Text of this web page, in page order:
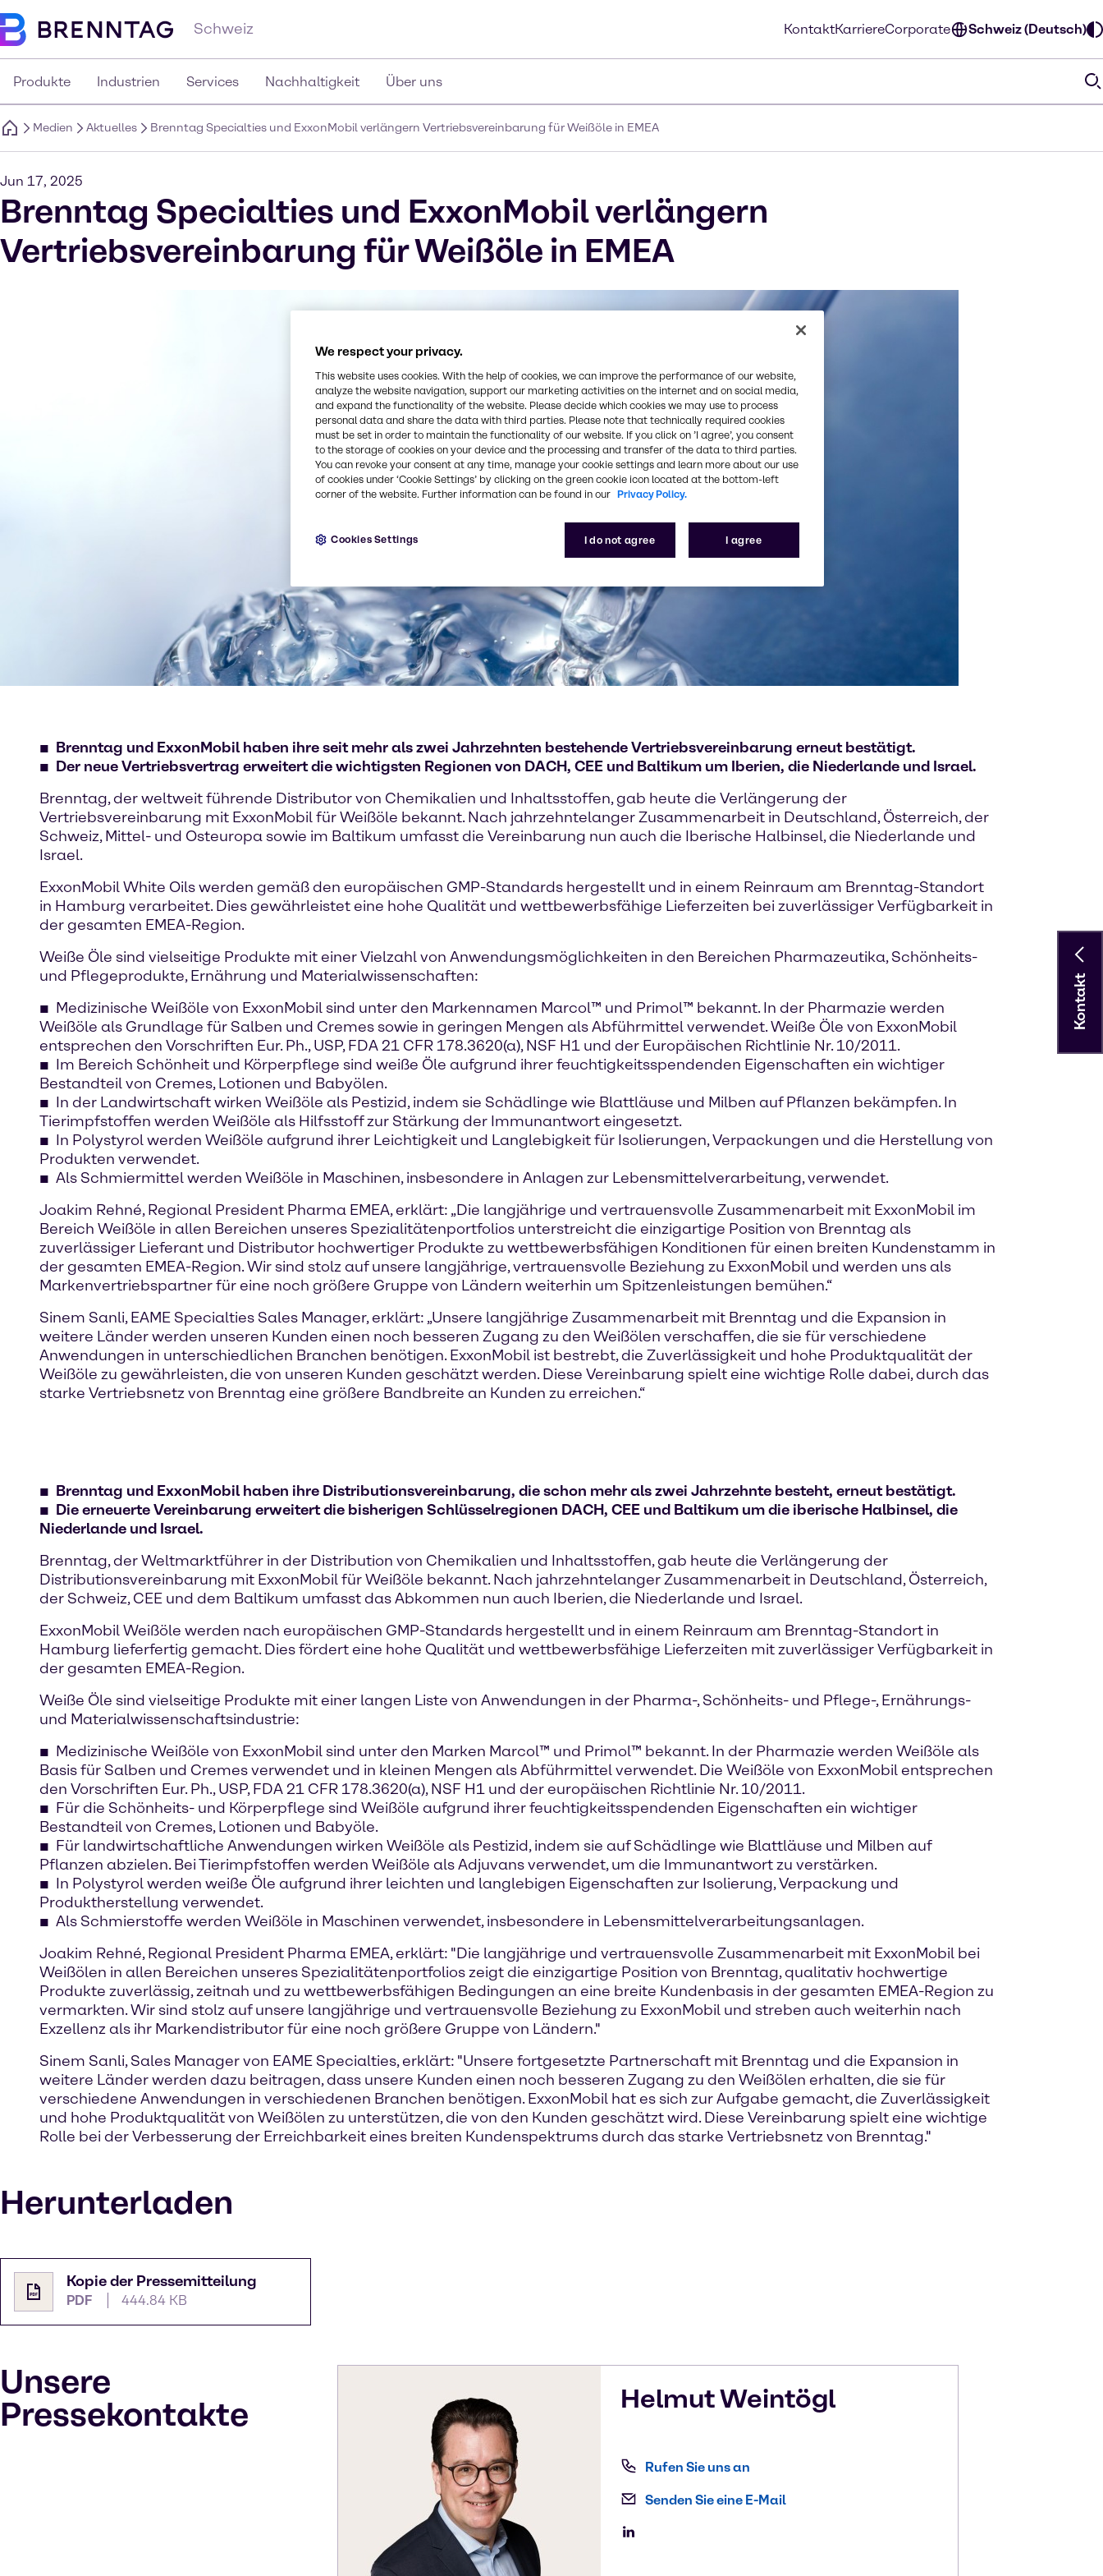
Schweiz KontaktKarriereCorporate Schweiz (Deutsch)
Produkte Industrien Services Nachhaltigkeit Über uns
Medien Aktuelles Brenntag Specialties und ExxonMobil verlängern Vertriebsvereinbarung für Weißöle in EMEA
Jun 17, 2025
Brenntag Specialties und ExxonMobil verlängern
Vertriebsvereinbarung für Weißöle in EMEA
Brenntag und ExxonMobil haben ihre seit mehr als zwei Jahrzehnten bestehende Vertriebsvereinbarung erneut bestätigt.
Der neue Vertriebsvertrag erweitert die wichtigsten Regionen von DACH, CEE und Baltikum um Iberien, die Niederlande und Israel.
Brenntag, der weltweit führende Distributor von Chemikalien und Inhaltsstoffen, gab heute die Verlängerung der
Vertriebsvereinbarung mit ExxonMobil für Weißöle bekannt. Nach jahrzehntelanger Zusammenarbeit in Deutschland, Österreich, der
Schweiz, Mittel- und Osteuropa sowie im Baltikum umfasst die Vereinbarung nun auch die Iberische Halbinsel, die Niederlande und
Israel.
ExxonMobil White Oils werden gemäß den europäischen GMP-Standards hergestellt und in einem Reinraum am Brenntag-Standort
in Hamburg verarbeitet. Dies gewährleistet eine hohe Qualität und wettbewerbsfähige Lieferzeiten bei zuverlässiger Verfügbarkeit in
der gesamten EMEA-Region.
Weiße Öle sind vielseitige Produkte mit einer Vielzahl von Anwendungsmöglichkeiten in den Bereichen Pharmazeutika, Schönheits-
und Pflegeprodukte, Ernährung und Materialwissenschaften:
Medizinische Weißöle von ExxonMobil sind unter den Markennamen Marcol™ und Primol™ bekannt. In der Pharmazie werden
Weißöle als Grundlage für Salben und Cremes sowie in geringen Mengen als Abführmittel verwendet. Weiße Öle von ExxonMobil
entsprechen den Vorschriften Eur. Ph., USP, FDA 21 CFR 178.3620(a), NSF H1 und der Europäischen Richtlinie Nr. 10/2011.
Im Bereich Schönheit und Körperpflege sind weiße Öle aufgrund ihrer feuchtigkeitsspendenden Eigenschaften ein wichtiger
Bestandteil von Cremes, Lotionen und Babyölen.
In der Landwirtschaft wirken Weißöle als Pestizid, indem sie Schädlinge wie Blattläuse und Milben auf Pflanzen bekämpfen. In
Tierimpfstoffen werden Weißöle als Hilfsstoff zur Stärkung der Immunantwort eingesetzt.
In Polystyrol werden Weißöle aufgrund ihrer Leichtigkeit und Langlebigkeit für Isolierungen, Verpackungen und die Herstellung von
Produkten verwendet.
Als Schmiermittel werden Weißöle in Maschinen, insbesondere in Anlagen zur Lebensmittelverarbeitung, verwendet.
Joakim Rehné, Regional President Pharma EMEA, erklärt: „Die langjährige und vertrauensvolle Zusammenarbeit mit ExxonMobil im
Bereich Weißöle in allen Bereichen unseres Spezialitätenportfolios unterstreicht die einzigartige Position von Brenntag als
zuverlässiger Lieferant und Distributor hochwertiger Produkte zu wettbewerbsfähigen Konditionen für einen breiten Kundenstamm in
der gesamten EMEA-Region. Wir sind stolz auf unsere langjährige, vertrauensvolle Beziehung zu ExxonMobil und werden uns als
Markenvertriebspartner für eine noch größere Gruppe von Ländern weiterhin um Spitzenleistungen bemühen.“
Sinem Sanli, EAME Specialties Sales Manager, erklärt: „Unsere langjährige Zusammenarbeit mit Brenntag und die Expansion in
weitere Länder werden unseren Kunden einen noch besseren Zugang zu den Weißölen verschaffen, die sie für verschiedene
Anwendungen in unterschiedlichen Branchen benötigen. ExxonMobil ist bestrebt, die Zuverlässigkeit und hohe Produktqualität der
Weißöle zu gewährleisten, die von unseren Kunden geschätzt werden. Diese Vereinbarung spielt eine wichtige Rolle dabei, durch das
starke Vertriebsnetz von Brenntag eine größere Bandbreite an Kunden zu erreichen.“
Brenntag und ExxonMobil haben ihre Distributionsvereinbarung, die schon mehr als zwei Jahrzehnte besteht, erneut bestätigt.
Die erneuerte Vereinbarung erweitert die bisherigen Schlüsselregionen DACH, CEE und Baltikum um die iberische Halbinsel, die
Niederlande und Israel.
Brenntag, der Weltmarktführer in der Distribution von Chemikalien und Inhaltsstoffen, gab heute die Verlängerung der
Distributionsvereinbarung mit ExxonMobil für Weißöle bekannt. Nach jahrzehntelanger Zusammenarbeit in Deutschland, Österreich,
der Schweiz, CEE und dem Baltikum umfasst das Abkommen nun auch Iberien, die Niederlande und Israel.
ExxonMobil Weißöle werden nach europäischen GMP-Standards hergestellt und in einem Reinraum am Brenntag-Standort in
Hamburg lieferfertig gemacht. Dies fördert eine hohe Qualität und wettbewerbsfähige Lieferzeiten mit zuverlässiger Verfügbarkeit in
der gesamten EMEA-Region.
Weiße Öle sind vielseitige Produkte mit einer langen Liste von Anwendungen in der Pharma-, Schönheits- und Pflege-, Ernährungs-
und Materialwissenschaftsindustrie:
Medizinische Weißöle von ExxonMobil sind unter den Marken Marcol™ und Primol™ bekannt. In der Pharmazie werden Weißöle als
Basis für Salben und Cremes verwendet und in kleinen Mengen als Abführmittel verwendet. Die Weißöle von ExxonMobil entsprechen
den Vorschriften Eur. Ph., USP, FDA 21 CFR 178.3620(a), NSF H1 und der europäischen Richtlinie Nr. 10/2011.
Für die Schönheits- und Körperpflege sind Weißöle aufgrund ihrer feuchtigkeitsspendenden Eigenschaften ein wichtiger
Bestandteil von Cremes, Lotionen und Babyöle.
Für landwirtschaftliche Anwendungen wirken Weißöle als Pestizid, indem sie auf Schädlinge wie Blattläuse und Milben auf
Pflanzen abzielen. Bei Tierimpfstoffen werden Weißöle als Adjuvans verwendet, um die Immunantwort zu verstärken.
In Polystyrol werden weiße Öle aufgrund ihrer leichten und langlebigen Eigenschaften zur Isolierung, Verpackung und
Produktherstellung verwendet.
Als Schmierstoffe werden Weißöle in Maschinen verwendet, insbesondere in Lebensmittelverarbeitungsanlagen.
Joakim Rehné, Regional President Pharma EMEA, erklärt: "Die langjährige und vertrauensvolle Zusammenarbeit mit ExxonMobil bei
Weißölen in allen Bereichen unseres Spezialitätenportfolios zeigt die einzigartige Position von Brenntag, qualitativ hochwertige
Produkte zuverlässig, zeitnah und zu wettbewerbsfähigen Bedingungen an eine breite Kundenbasis in der gesamten EMEA-Region zu
vermarkten. Wir sind stolz auf unsere langjährige und vertrauensvolle Beziehung zu ExxonMobil und streben auch weiterhin nach
Exzellenz als ihr Markendistributor für eine noch größere Gruppe von Ländern."
Sinem Sanli, Sales Manager von EAME Specialties, erklärt: "Unsere fortgesetzte Partnerschaft mit Brenntag und die Expansion in
weitere Länder werden dazu beitragen, dass unsere Kunden einen noch besseren Zugang zu den Weißölen erhalten, die sie für
verschiedene Anwendungen in verschiedenen Branchen benötigen. ExxonMobil hat es sich zur Aufgabe gemacht, die Zuverlässigkeit
und hohe Produktqualität von Weißölen zu unterstützen, die von den Kunden geschätzt wird. Diese Vereinbarung spielt eine wichtige
Rolle bei der Verbesserung der Erreichbarkeit eines breiten Kundenspektrums durch das starke Vertriebsnetz von Brenntag."
Herunterladen
Kopie der Pressemitteilung
PDF 444.84 KB
Unsere
Pressekontakte
HelmutWeintögl
Rufen Sie uns an
Senden Sie eine E-Mail
Kontakt
We respect your privacy.
This website uses cookies. With the help of cookies, we can improve the performance of our website,
analyze the website navigation, support our marketing activities on the internet and on social media,
and expand the functionality of the website. Please decide which cookies we may use to process
personal data and share the data with third parties. Please note that technically required cookies
must be set in order to maintain the functionality of our website. If you click on ’I agree’, you consent
to the storage of cookies on your device and the processing and transfer of the data to third parties.
You can revoke your consent at any time, manage your cookie settings and learn more about our use
of cookies under ‘Cookie Settings’ by clicking on the green cookie icon located at the bottom-left
corner of the website. Further information can be found in our Privacy Policy.
I do not agree I agree
Cookies Settings